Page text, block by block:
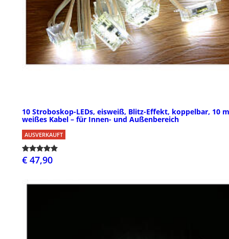
10 Stroboskop-LEDs, eisweiß, Blitz-Effekt, koppelbar, 10 m
weißes Kabel – für Innen- und Außenbereich
AUSVERKAUFT
€ 47,90